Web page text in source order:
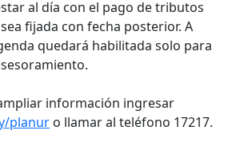
al día con el pago de tributos
fijada con fecha posterior. A
quedará habilitada solo para
información ingresar
planur o llamar al teléfono 17217.